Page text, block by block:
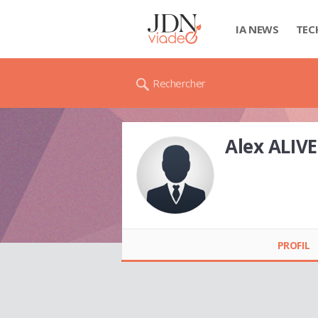
IA NEWS
Rechercher
Alex
PROFIL